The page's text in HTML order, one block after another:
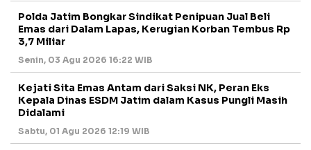
Polda Jatim Bongkar Sindikat Penipuan Jual Beli
Emas dari Dalam Lapas, Kerugian Korban Tembus Rp
3,7 Miliar
Senin, 03 Agu 2026 16:22 WIB
Kejati Sita Emas Antam dari Saksi NK, Peran Eks
Kepala Dinas ESDM Jatim dalam Kasus Pungli Masih
Didalami
Sabtu, 01 Agu 2026 12:19 WIB